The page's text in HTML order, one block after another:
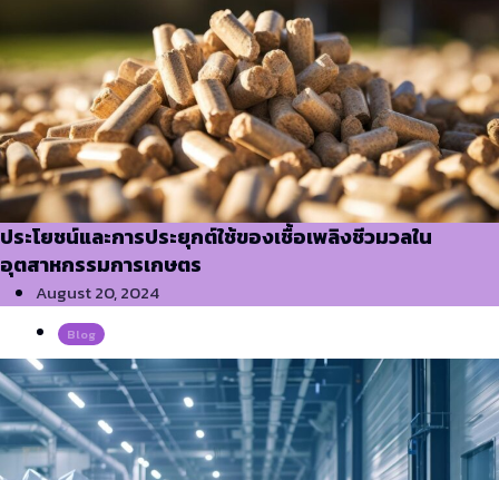
ประโยชน์และการประยุกต์ใช้ของเชื้อเพลิงชีวมวลใน
อุตสาหกรรมการเกษตร
August 20, 2024
Blog